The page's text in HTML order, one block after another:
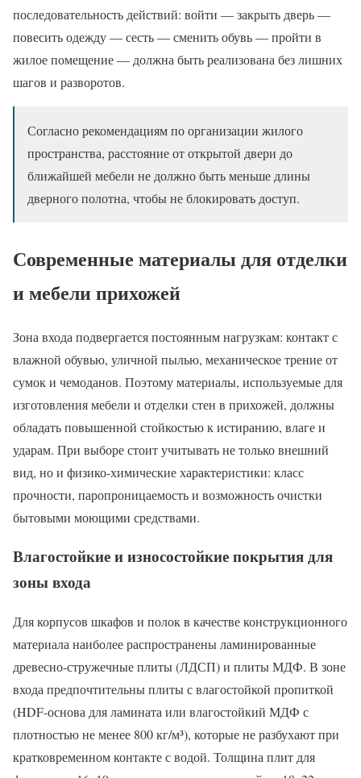
последовательность действий: войти — закрыть дверь —
повесить одежду — сесть — сменить обувь — пройти в
жилое помещение — должна быть реализована без лишних
шагов и разворотов.
Согласно рекомендациям по организации жилого
пространства, расстояние от открытой двери до
ближайшей мебели не должно быть меньше длины
дверного полотна, чтобы не блокировать доступ.
Современные материалы для отделки
и мебели прихожей
Зона входа подвергается постоянным нагрузкам: контакт с
влажной обувью, уличной пылью, механическое трение от
сумок и чемоданов. Поэтому материалы, используемые для
изготовления мебели и отделки стен в прихожей, должны
обладать повышенной стойкостью к истиранию, влаге и
ударам. При выборе стоит учитывать не только внешний
вид, но и физико-химические характеристики: класс
прочности, паропроницаемость и возможность очистки
бытовыми моющими средствами.
Влагостойкие и износостойкие покрытия для
зоны входа
Для корпусов шкафов и полок в качестве конструкционного
материала наиболее распространены ламинированные
древесно-стружечные плиты (ЛДСП) и плиты МДФ. В зоне
входа предпочтительны плиты с влагостойкой пропиткой
(HDF-основа для ламината или влагостойкий МДФ с
плотностью не менее 800 кг/м³), которые не разбухают при
кратковременном контакте с водой. Толщина плит для